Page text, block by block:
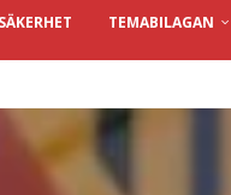
TEMABILAGAN